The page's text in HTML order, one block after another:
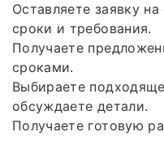
Оставляете заявку
сроки и требования.
Получаете
сроками.
Выбираете
обсуждаете детали.
Получаете готовую